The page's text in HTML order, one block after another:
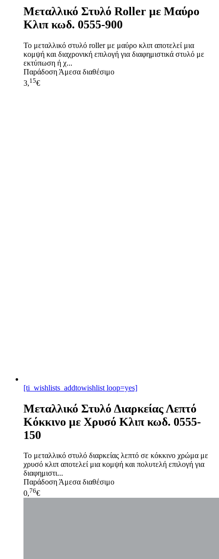
Μεταλλικό Στυλό Roller με Μαύρο
Κλιπ κωδ. 0555-900
Το μεταλλικό στυλό roller με μαύρο κλιπ αποτελεί μια
κομψή και διαχρονική επιλογή για διαφημιστικά στυλό με
εκτύπωση ή χ...
Παράδοση Άμεσα διαθέσιμο
3,15€
[ti_wishlists_addtowishlist loop=yes]
Μεταλλικό Στυλό Διαρκείας Λεπτό
Κόκκινο με Χρυσό Κλιπ κωδ. 0555-
150
Το μεταλλικό στυλό διαρκείας λεπτό σε κόκκινο χρώμα με
χρυσό κλιπ αποτελεί μια κομψή και πολυτελή επιλογή για
διαφημιστι...
ΠαράδοσηΆμεσα διαθέσιμο
0,76€